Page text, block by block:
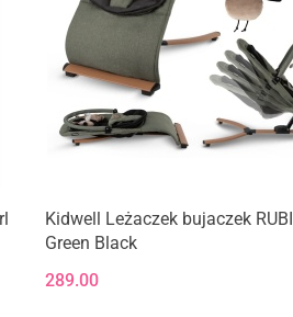
Kidwell Leżaczek bujaczek RUBI
Green Black
289.00